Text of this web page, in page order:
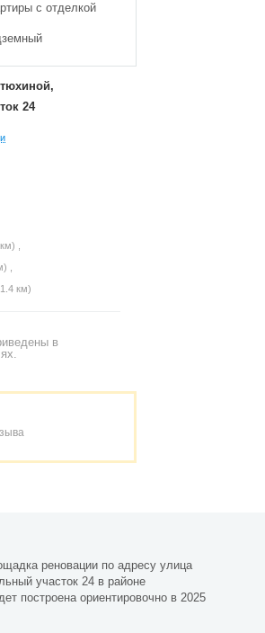
с отделкой
24
,
,
км)
в
реновации по адресу улица
участок 24 в районе
построена ориентировочно в 2025